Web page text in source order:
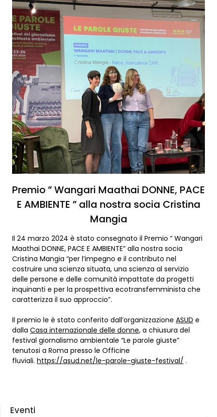
Premio ” Wangari Maathai DONNE, PACE
E AMBIENTE ” alla nostra socia Cristina
Mangia
Il 24 marzo 2024 è stato consegnato il Premio ” Wangari
Maathai DONNE, PACE E AMBIENTE” alla nostra socia
Cristina Mangia “per l’impegno e il contributo nel
costruire una scienza situata, una scienza al servizio
delle persone e delle comunità impattate da progetti
inquinanti e per la prospettiva ecotransfemminista che
caratterizza il suo approccio”.
Il premio le è stato conferito dall’organizzazione ASUD e
dalla Casa internazionale delle donne, a chiusura del
festival giornalismo ambientale “Le parole giuste”
tenutosi a Roma presso le Officine
fluviali. https://asud.net/le-parole-giuste-festival/ .
Eventi